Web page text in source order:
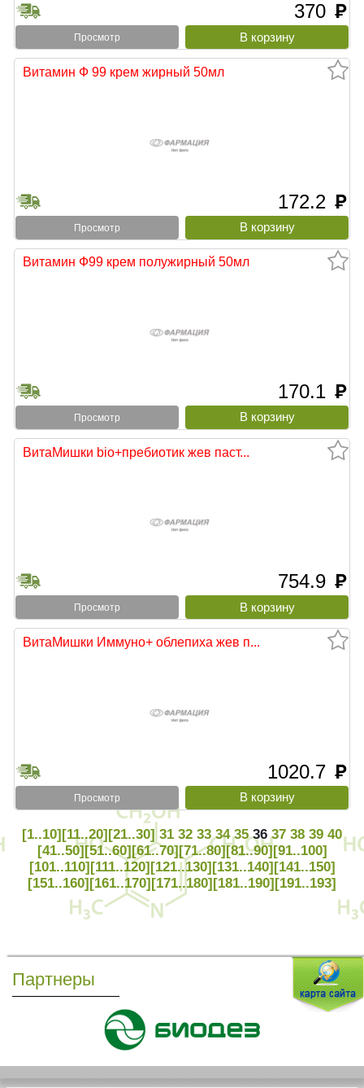
370 руб
Просмотр
Витамин Ф 99 крем жирный 50мл
172.2 руб
Просмотр
Витамин Ф99 крем полужирный 50мл
170.1 руб
Просмотр
ВитаМишки bio+пребиотик жев паст...
754.9 руб
Просмотр
ВитаМишки Иммуно+ облепиха жев п...
1020.7 руб
Просмотр
[1..10][11..20][21..30] 31 32 33 34 35 36 37 38 39 40
[41..50][51..60][61..70][71..80][81..90][91..100]
[101..110][111..120][121..130][131..140][141..150]
[151..160][161..170][171..180][181..190][191..193]
Партнеры